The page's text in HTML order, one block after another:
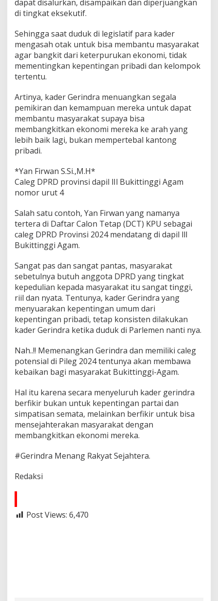
dapat disalurkan, disampaikan dan diperjuangkan
di tingkat eksekutif.
Sehingga saat duduk di legislatif para kader
mengasah otak untuk bisa membantu masyarakat
agar bangkit dari keterpurukan ekonomi, tidak
mementingkan kepentingan pribadi dan kelompok
tertentu.
Artinya, kader Gerindra menuangkan segala
pemikiran dan kemampuan mereka untuk dapat
membantu masyarakat supaya bisa
membangkitkan ekonomi mereka ke arah yang
lebih baik lagi, bukan mempertebal kantong
pribadi.
*Yan Firwan S.Si.,M.H*
Caleg DPRD provinsi dapil lIl Bukittinggi Agam
nomor urut 4
Salah satu contoh, Yan Firwan yang namanya
tertera di Daftar Calon Tetap (DCT) KPU sebagai
caleg DPRD Provinsi 2024 mendatang di dapil llI
Bukittinggi Agam.
Sangat pas dan sangat pantas, masyarakat
sebetulnya butuh anggota DPRD yang tingkat
kepedulian kepada masyarakat itu sangat tinggi,
riil dan nyata. Tentunya, kader Gerindra yang
menyuarakan kepentingan umum dari
kepentingan pribadi, tetap konsisten dilakukan
kader Gerindra ketika duduk di Parlemen nanti nya.
Nah..!! Memenangkan Gerindra dan memiliki caleg
potensial di Pileg 2024 tentunya akan membawa
kebaikan bagi masyarakat Bukittinggi-Agam.
Hal itu karena secara menyeluruh kader gerindra
berfikir bukan untuk kepentingan partai dan
simpatisan semata, melainkan berfikir untuk bisa
mensejahterakan masyarakat dengan
membangkitkan ekonomi mereka.
#Gerindra Menang Rakyat Sejahtera.
Redaksi
Post Views: 6,470